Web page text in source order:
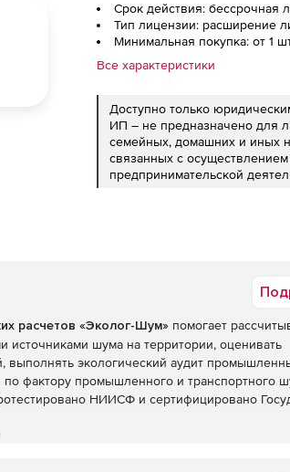
Срок действия: бессрочная
Тип лицензии: расширение
Минимальная покупка: от 1
Все характеристики
Доступно только
ИП – не предназначено для
семейных, домашних и иных
связанных с осуществлением
предпринимательской
расчетов «Эколог-Шум» помогает
шума на территории, оценивать
экологический аудит
фактору промышленного и транспортного
НИИСФ и сертифицировано